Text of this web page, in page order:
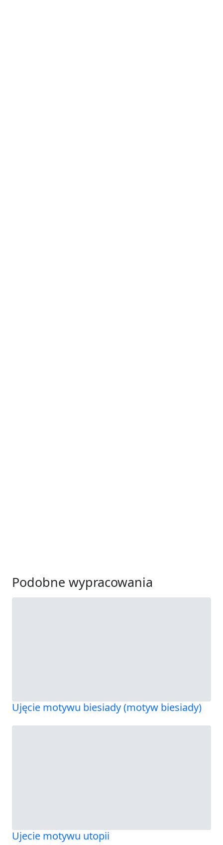
Podobne wypracowania
Ujęcie motywu biesiady (motyw biesiady)
Ujecie motywu utopii